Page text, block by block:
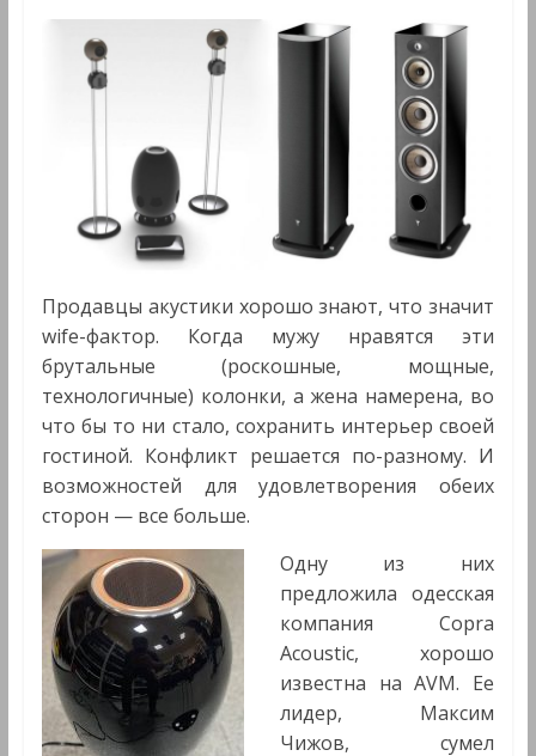
Продавцы акустики хорошо знают, что значит
wife-фактор. Когда мужу нравятся эти
брутальные (роскошные, мощные,
технологичные) колонки, а жена намерена, во
что бы то ни стало, сохранить интерьер своей
гостиной. Конфликт решается по-разному. И
возможностей для удовлетворения обеих
сторон — все больше.
Одну из них
предложила одесская
компания Copra
Acoustic, хорошо
известна на AVM. Ее
лидер, Максим
Чижов, сумел